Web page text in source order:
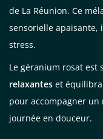
de La Réunion. Ce
sensorielle
stress.
Le géranium rosat est
relaxantes et
pour accompagner un
journée en douceur.